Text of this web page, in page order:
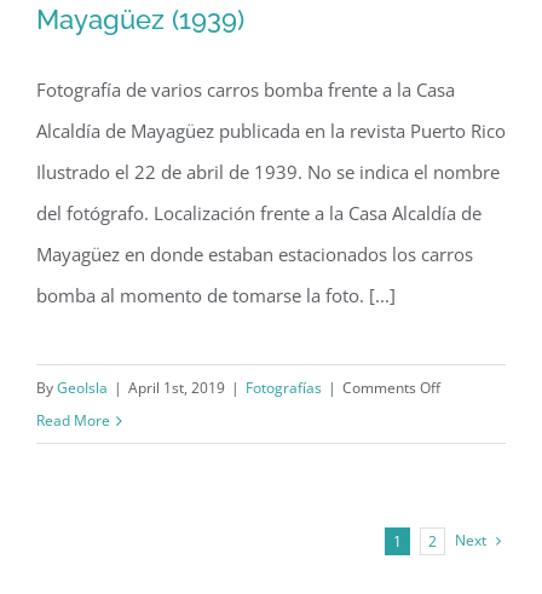
Carros bombas frente a la alcaldía de
Mayagüez (1939)
Mayagüez (1939)
Fotografía de varios carros bomba frente a la Casa
Alcaldía de Mayagüez publicada en la revista Puerto Rico
Ilustrado el 22 de abril de 1939. No se indica el nombre
del fotógrafo. Localización frente a la Casa Alcaldía de
Mayagüez en donde estaban estacionados los carros
bomba al momento de tomarse la foto. [...]
ByGeoIsla | April 1st, 2019 | Fotografías | Comments Offon
la
Read More
1 2 Next